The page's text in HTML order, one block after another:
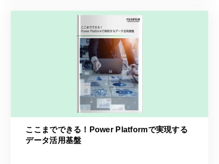
ここまでできる！Power Platformで実現する
データ活用基盤